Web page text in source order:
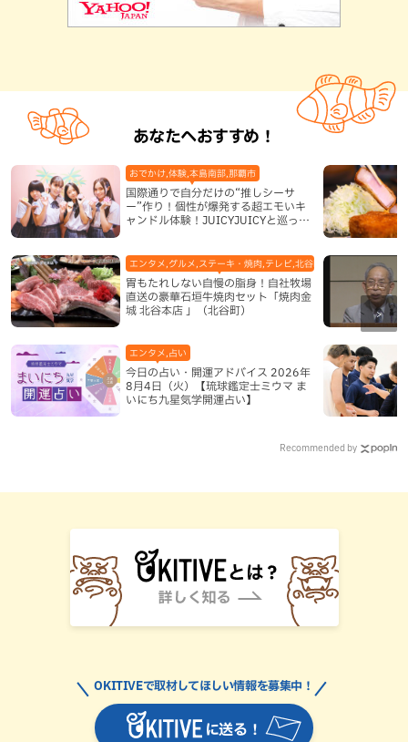
あなたへおすすめ！
国際通りで自分だけの“推しシーサ
ー”作り！個性が爆発する超エモいキ
ャンドル体験！JUICYJUICYと巡って
おでかけ,体験,本島南部,那覇市
胃もたれしない自慢の脂身！自社牧場
直送の豪華石垣牛焼肉セット「焼肉金
城 北谷本店 」（北谷町）
エンタメ,グルメ,ステーキ・焼肉,テレビ,北谷町,地域,本島中部
今日の占い・開運アドバイス 2026年
8月4日（火）【琉球鑑定士ミウマ ま
いにち九星気学開運占い】
エンタメ,占い
Recommended by
に送る！
OKITIVEで取材してほしい情報を募集中！